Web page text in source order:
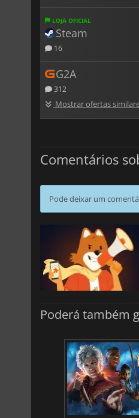
LOJA OFICIAL
Steam
16
G2A
312
Mostrar ofertas
Comentários
Pode deixar um
Poderá também